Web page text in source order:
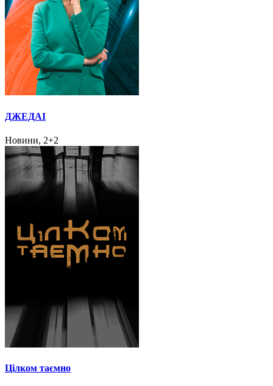
ДЖЕДАІ
Новини, 2+2
Цілком таємно